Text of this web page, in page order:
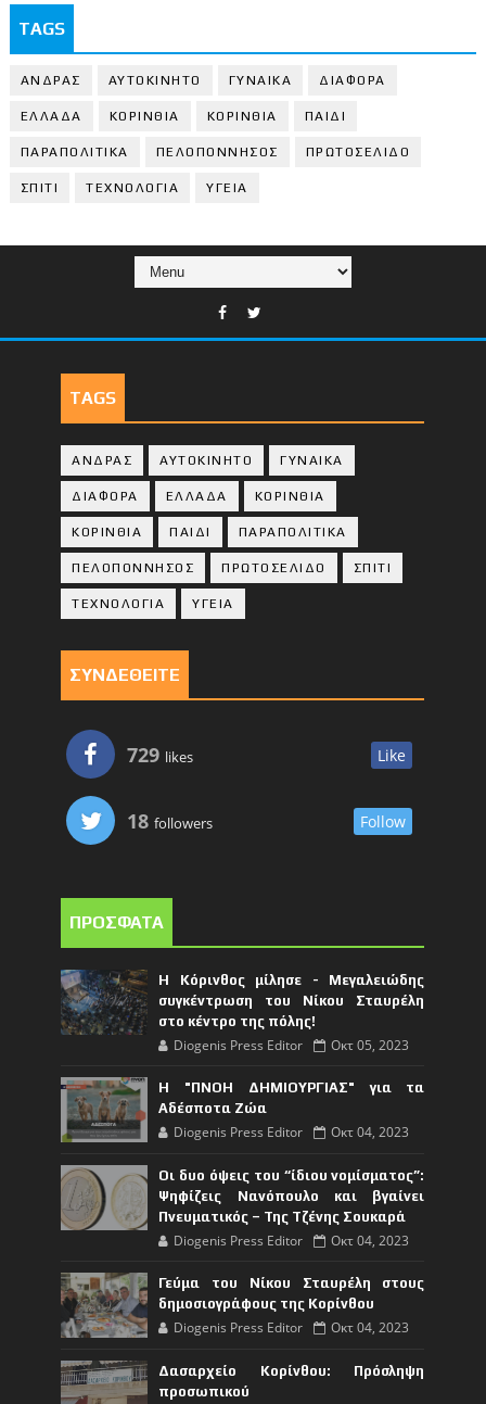
TAGS
ΑΝΔΡΑΣ ΑΥΤΟΚΙΝΗΤΟ ΓΥΝΑΙΚΑ ΔΙΑΦΟΡΑ
ΕΛΛΑΔΑ ΚΟΡΙΝΘΙΑ ΚΟΡΙΝΘΙA ΠΑΙΔΙ
ΠΑΡΑΠΟΛΙΤΙΚΑ ΠΕΛΟΠΟΝΝΗΣΟΣ ΠΡΩΤΟΣΕΛΙΔΟ
ΣΠΙΤΙ ΤΕΧΝΟΛΟΓΙΑ ΥΓΕΙΑ
TAGS
ΑΝΔΡΑΣ ΑΥΤΟΚΙΝΗΤΟ ΓΥΝΑΙΚΑ
ΔΙΑΦΟΡΑ ΕΛΛΑΔΑ ΚΟΡΙΝΘΙΑ
ΚΟΡΙΝΘΙA ΠΑΙΔΙ ΠΑΡΑΠΟΛΙΤΙΚΑ
ΠΕΛΟΠΟΝΝΗΣΟΣ ΠΡΩΤΟΣΕΛΙΔΟ ΣΠΙΤΙ
ΤΕΧΝΟΛΟΓΙΑ ΥΓΕΙΑ
ΣΥΝΔΕΘΕΙΤΕ
729 likes Like
18 followers Follow
ΠΡΟΣΦΑΤΑ
Η Κόρινθος μίλησε - Μεγαλειώδης
συγκέντρωση του Νίκου Σταυρέλη
στο κέντρο της πόλης!
Diogenis Press Editor Οκτ 05, 2023
Η "ΠΝΟΗ ΔΗΜΙΟΥΡΓΙΑΣ" για τα
Αδέσποτα Ζώα
Diogenis Press Editor Οκτ 04, 2023
Οι δυο όψεις του “ίδιου νομίσματος”:
Ψηφίζεις Νανόπουλο και βγαίνει
Πνευματικός – Της Τζένης Σουκαρά
Diogenis Press Editor Οκτ 04, 2023
Γεύμα του Νίκου Σταυρέλη στους
δημοσιογράφους της Κορίνθου
Diogenis Press Editor Οκτ 04, 2023
Δασαρχείο Κορίνθου: Πρόσληψη
προσωπικού